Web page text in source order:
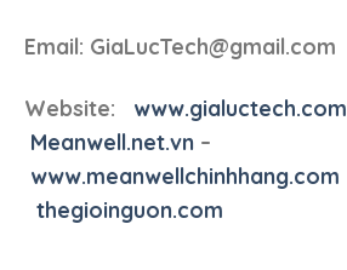
Email: GiaLucTech@gmail.com
Website: www.gialuctech.com
Meanwell.net.vn –
www.meanwellchinhhang.com
thegioinguon.com